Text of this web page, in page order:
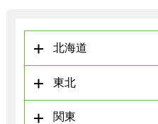
北海道
東北
関東